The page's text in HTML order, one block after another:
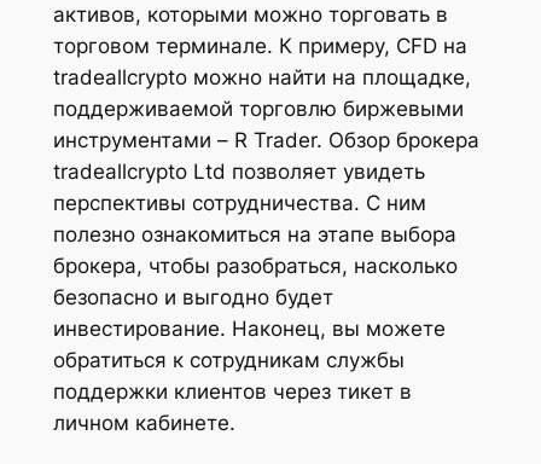
активов, которыми можно торговать в
торговом терминале. К примеру, CFD на
tradeallcrypto можно найти на площадке,
поддерживаемой торговлю биржевыми
инструментами – R Trader. Обзор брокера
tradeallcrypto Ltd позволяет увидеть
перспективы сотрудничества. С ним
полезно ознакомиться на этапе выбора
брокера, чтобы разобраться, насколько
безопасно и выгодно будет
инвестирование. Наконец, вы можете
обратиться к сотрудникам службы
поддержки клиентов через тикет в
личном кабинете.